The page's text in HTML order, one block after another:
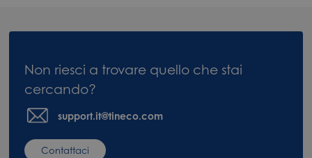
Non riesci a trovare quello che stai
cercando?
support.it@tineco.com
Contattaci